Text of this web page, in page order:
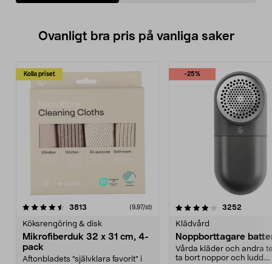
Ovanligt bra pris på vanliga saker
Kolla priset
3813 (9,97/st)
Köksrengöring & disk
Mikrofiberduk 32 x 31 cm, 4-
pack
Aftonbladets "självklara favorit” i
-25%
4.0av 5 stjärnor 3252
Klädvård
Noppborttagare
Vårda kläder och andra
ta bort noppor och ludd.
4.5av 5 stjärnor